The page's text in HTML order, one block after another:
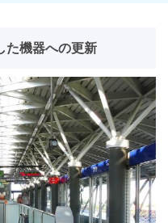
た機器への更新